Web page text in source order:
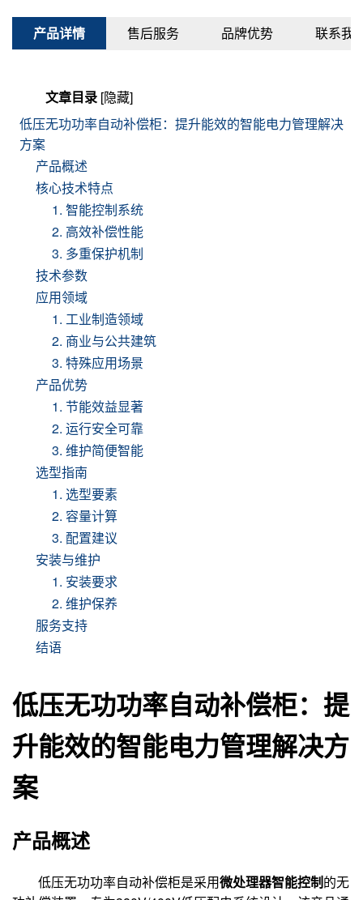
产品详情 售后服务 品牌优势 联系我
文章目录 [隐藏]
低压无功功率自动补偿柜：提升能效的智能电力管理解决
方案
产品概述
核心技术特点
1. 智能控制系统
2. 高效补偿性能
3. 多重保护机制
技术参数
应用领域
1. 工业制造领域
2. 商业与公共建筑
3. 特殊应用场景
产品优势
1. 节能效益显著
2. 运行安全可靠
3. 维护简便智能
选型指南
1. 选型要素
2. 容量计算
3. 配置建议
安装与维护
1. 安装要求
2. 维护保养
服务支持
结语
低压无功功率自动补偿柜：提
升能效的智能电力管理解决方
案
产品概述
低压无功功率自动补偿柜是采用微处理器智能控制的无